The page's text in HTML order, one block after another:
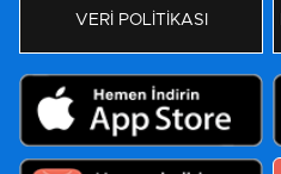
VERİ POLİTİKASI